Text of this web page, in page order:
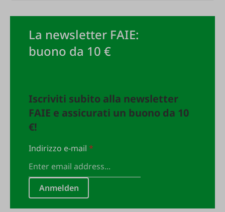
La newsletter FAIE:
buono da 10 €
Iscriviti subito alla newsletter
FAIE e assicurati un buono da 10
€!
Indirizzo e-mail*
Anmelden